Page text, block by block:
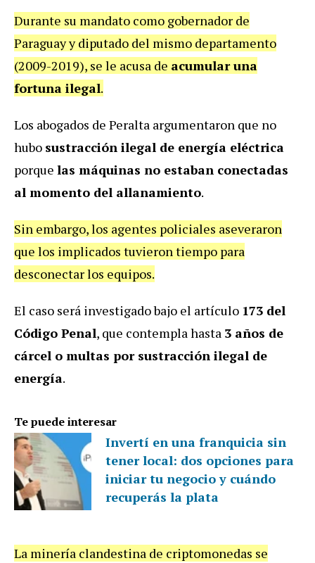
Durante su mandato como gobernador de
Paraguay y diputado del mismo departamento
(2009-2019), se le acusa de acumular una
fortuna ilegal.
Los abogados de Peralta argumentaron que no
hubo sustracción ilegal de energía eléctrica
porque las máquinas no estaban conectadas
al momento del allanamiento.
Sin embargo, los agentes policiales aseveraron
que los implicados tuvieron tiempo para
desconectar los equipos.
El caso será investigado bajo el artículo 173 del
Código Penal, que contempla hasta 3 años de
cárcel o multas por sustracción ilegal de
energía.
Te puede interesar
Invertí en una franquicia sin
tener local: dos opciones para
iniciar tu negocio y cuándo
recuperás la plata
La minería clandestina de criptomonedas se